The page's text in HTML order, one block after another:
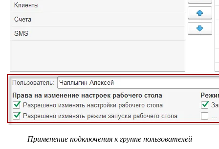
Применение подключения к группе пользователей